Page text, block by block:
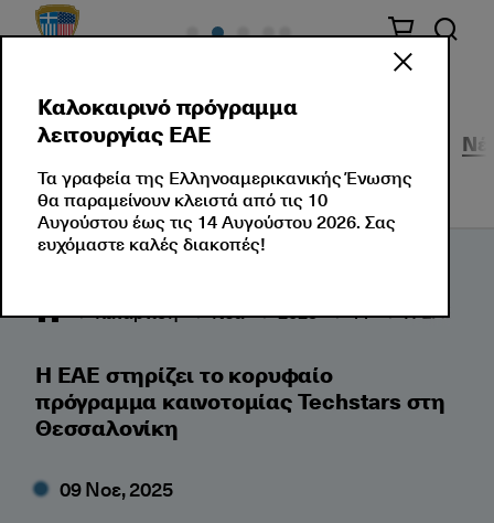
Σεμινάρια Εταιρικές Λύσεις
Κατάρτιση Νέα 2025 11 Η ΕΑΕ
Η ΕΑΕ στηρίζει το κορυφαίο
πρόγραμμα καινοτομίας Techstars στη
Θεσσαλονίκη
09 Νοε, 2025
Καλοκαιρινό πρόγραμμα
λειτουργίας ΕΑΕ
Τα γραφεία της Ελληνοαμερικανικής Ένωσης
θα παραμείνουν κλειστά από τις 10
Αυγούστου έως τις 14 Αυγούστου 2026. Σας
ευχόμαστε καλές διακοπές!